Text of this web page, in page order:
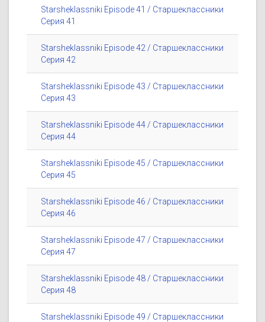
Starsheklassniki Episode 41 / Старшеклассники
Серия 41
Starsheklassniki Episode 42 / Старшеклассники
Серия 42
Starsheklassniki Episode 43 / Старшеклассники
Серия 43
Starsheklassniki Episode 44 / Старшеклассники
Серия 44
Starsheklassniki Episode 45 / Старшеклассники
Серия 45
Starsheklassniki Episode 46 / Старшеклассники
Серия 46
Starsheklassniki Episode 47 / Старшеклассники
Серия 47
Starsheklassniki Episode 48 / Старшеклассники
Серия 48
Starsheklassniki Episode 49 / Старшеклассники